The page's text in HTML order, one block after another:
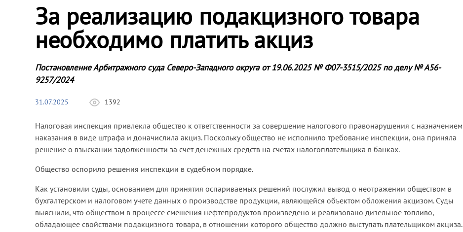
За реализацию подакцизного товара
необходимо платить акциз
Постановление Арбитражного суда Северо-Западного округа от 19.06.2025 № Ф07-3515/2025 по делу № А56-
9257/2024
31.07.2025 1392
Налоговая инспекция привлекла общество к ответственности за совершение налогового правонарушения с назначением
наказания в виде штрафа и доначислила акциз. Поскольку общество не исполнило требование инспекции, она приняла
решение о взыскании задолженности за счет денежных средств на счетах налогоплательщика в банках.
Общество оспорило решения инспекции в судебном порядке.
Как установили суды, основанием для принятия оспариваемых решений послужил вывод о неотражении обществом в
бухгалтерском и налоговом учете данных о производстве продукции, являющейся объектом обложения акцизом. Суды
выяснили, что обществом в процессе смешения нефтепродуктов произведено и реализовано дизельное топливо,
обладающее свойствами подакцизного товара, в отношении которого общество должно выступать плательщиком акциза.